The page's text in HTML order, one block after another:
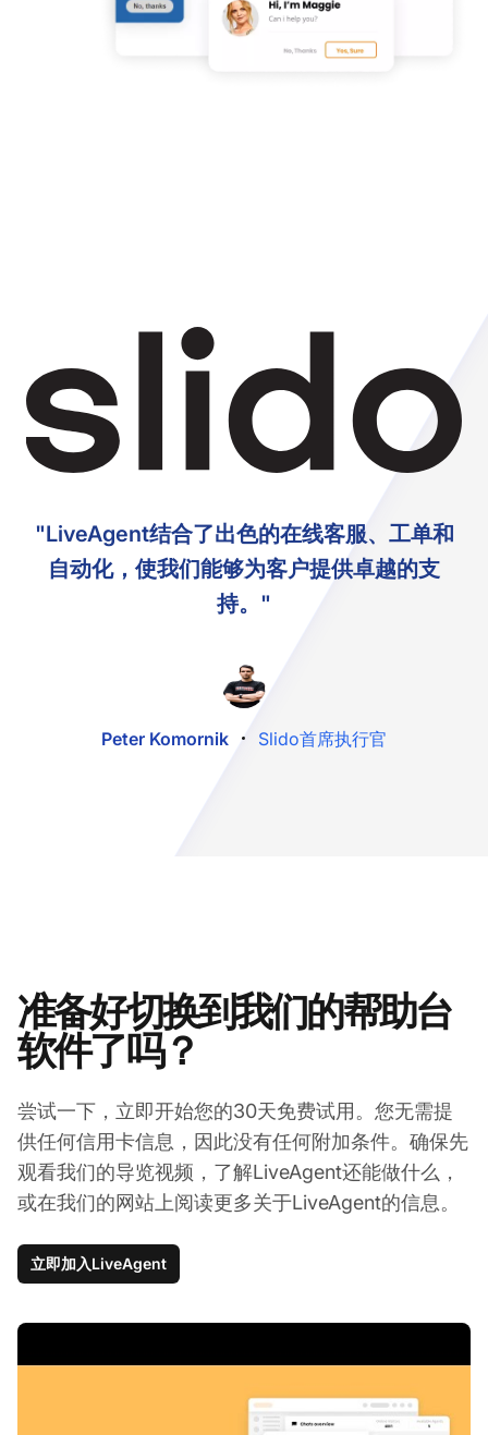
"LiveAgent结合了出色的在线客服、工单和
自动化，使我们能够为客户提供卓越的支
持。"
Peter Komornik Slido首席执行官
准备好切换到我们的帮助台
软件了吗？
尝试一下，立即开始您的30天免费试用。您无需提
供任何信用卡信息，因此没有任何附加条件。确保先
观看我们的导览视频，了解LiveAgent还能做什么，
或在我们的网站上阅读更多关于LiveAgent的信息。
立即加入LiveAgent